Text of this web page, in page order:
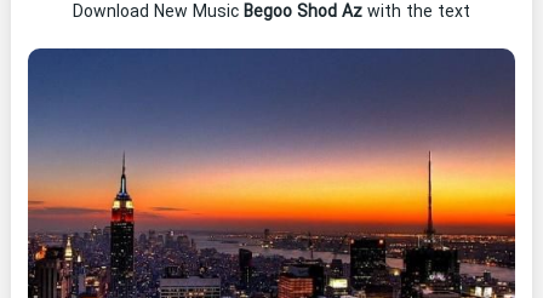
Download New Music Begoo Shod Az with the text